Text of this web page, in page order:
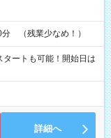
（残業少なめ！）
ートも可能！開始日は
詳細へ